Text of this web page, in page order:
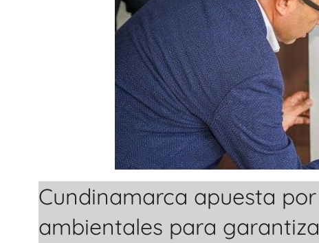
Cundinamarca apuesta
ambientales para